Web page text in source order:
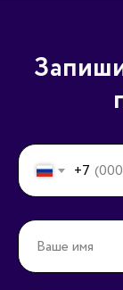
+7